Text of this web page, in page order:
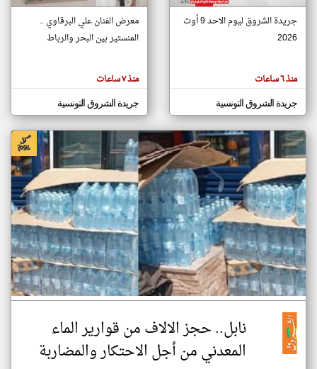
اخبار تونس على مدار الساعة
أهم اخبار تونس العاجلة والمباشرة
المقالات
الموجوده
هنا عن
كاتبيها.
جريدة الشروق ليوم الاحد 9 أوت
2026
منذ ٦ ساعات
جريدة الشروق التونسية
معرض الفنان علي البرقاوي ..
المنستير بين البحر والرباط
منذ ٧ ساعات
جريدة الشروق التونسية
نابل.. حجز الالاف من قوارير الماء
المعدني من أجل الاحتكار والمضاربة